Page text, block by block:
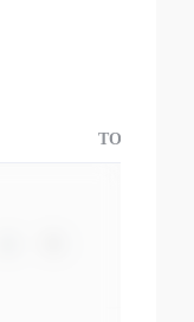
TOP3交易国